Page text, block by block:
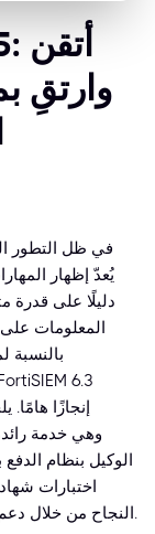
في ظل التطور
يُعدّ إظهار
المعلومات
الوكيل بنظام الدفع
اختبارات
النجاح من خلال دعم مراقبين خبراء ونظام دفع لا يُدفع إلا بعد الاجتياز.